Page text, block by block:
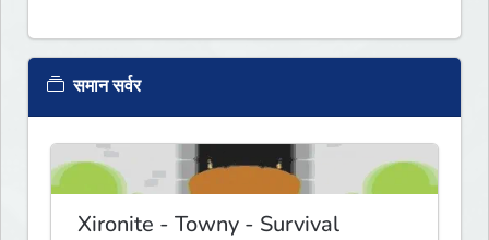
समान सर्वर
Xironite - Towny - Survival